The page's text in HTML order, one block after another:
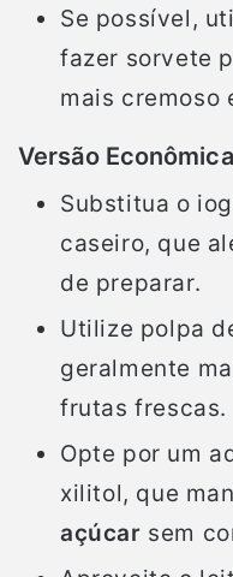
Se possível,
fazer sorvete
mais cremoso
Versão
Substitua o
caseiro, que
de preparar.
Utilize polpa
geralmente
frutas frescas.
Opte por um
xilitol, que
açúcar sem